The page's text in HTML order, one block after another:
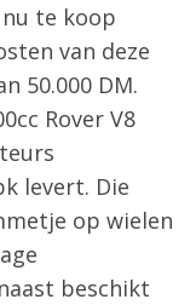
te koop
van deze
50.000 DM.
Rover V8
levert. Die
op wielen
beschikt